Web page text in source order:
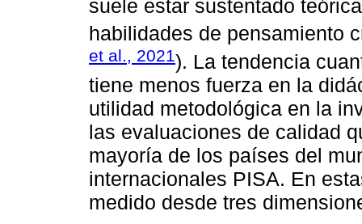
suele estar sustentado
habilidades de pensamiento
et al., 2021). La tendencia
tiene menos fuerza en la
utilidad metodológica en la
las evaluaciones de calidad
mayoría de los países del
internacionales PISA. En
medido desde tres